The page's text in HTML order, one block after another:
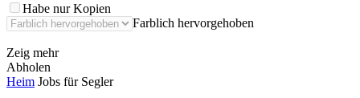
Habe nur Kopien
Farblich hervorgehoben
Zeig mehr
Abholen
Heim Jobs für Segler